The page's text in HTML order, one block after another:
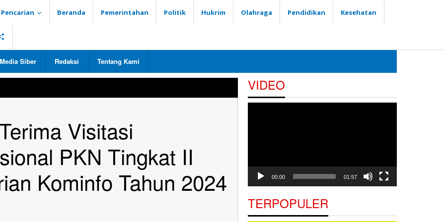
Pencarian Beranda Pemerintahan Politik Hukrim Olahraga Pendidikan Kesehatan
Siber Redaksi Tentang Kami
Visitasi
PKN Tingkat II
Kominfo Tahun 2024
VIDEO
00:00 01:57
TERPOPULER